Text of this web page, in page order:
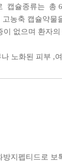
캡슐종류는 총
농축 캡슐약물
없으며 환자
노화된 피부 ,
지펩티드로 보